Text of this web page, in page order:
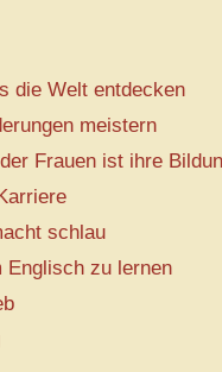
die Welt entdecken
meistern
Frauen ist ihre
schlau
Englisch zu lernen